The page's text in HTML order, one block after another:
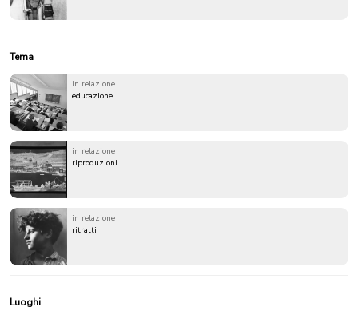
Tema
in relazione
educazione
in relazione
riproduzioni
in relazione
ritratti
Luoghi